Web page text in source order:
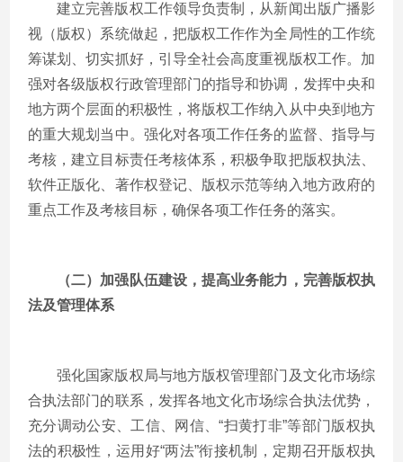
建立完善版权工作领导负责制，从新闻出版广播影
视（版权）系统做起，把版权工作作为全局性的工作统
筹谋划、切实抓好，引导全社会高度重视版权工作。加
强对各级版权行政管理部门的指导和协调，发挥中央和
地方两个层面的积极性，将版权工作纳入从中央到地方
的重大规划当中。强化对各项工作任务的监督、指导与
考核，建立目标责任考核体系，积极争取把版权执法、
软件正版化、著作权登记、版权示范等纳入地方政府的
重点工作及考核目标，确保各项工作任务的落实。
（二）加强队伍建设，提高业务能力，完善版权执
法及管理体系
强化国家版权局与地方版权管理部门及文化市场综
合执法部门的联系，发挥各地文化市场综合执法优势，
充分调动公安、工信、网信、“扫黄打非”等部门版权执
法的积极性，运用好“两法”衔接机制，定期召开版权执